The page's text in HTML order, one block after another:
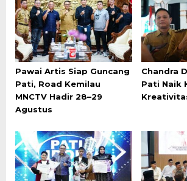
Pawai Artis Siap Guncang
Pati, Road Kemilau
MNCTV Hadir 28–29
Agustus
Chandra
Pati Naik